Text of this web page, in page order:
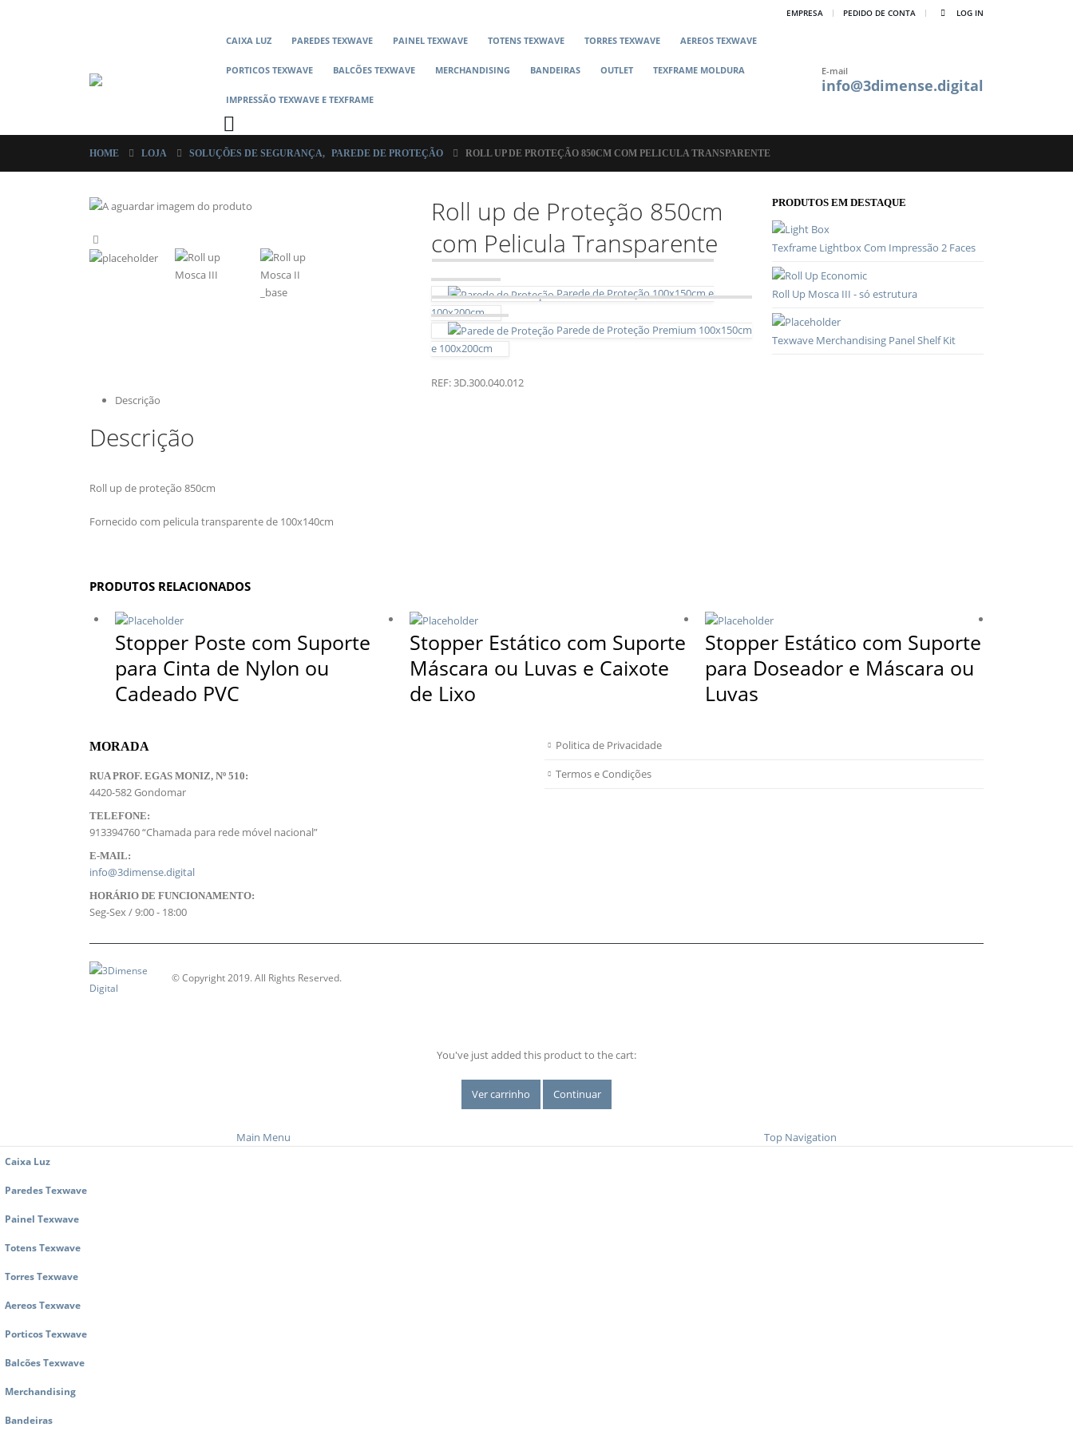
EMPRESA PEDIDO DE CONTA LOG IN
CAIXA LUZ PAREDES TEXWAVE PAINEL TEXWAVE TOTENS TEXWAVE TORRES TEXWAVE AEREOS TEXWAVE
PORTICOS TEXWAVE BALCÕES TEXWAVE MERCHANDISING BANDEIRAS OUTLET TEXFRAME MOLDURA
IMPRESSÃO TEXWAVE E TEXFRAME
E-mail
info@3dimense.digital
HOME LOJA SOLUÇÕES DE SEGURANÇA, PAREDE DE PROTEÇÃO ROLL UP DE PROTEÇÃO 850CM COM PELICULA TRANSPARENTE
Roll up de Proteção 850cm
com Pelicula Transparente
Parede de Proteção 100x150cm e
100x200cm
Parede de Proteção Premium 100x150cm
e 100x200cm
REF:3D.300.040.012
Descrição
Descrição
Roll up de proteção 850cm
Fornecido com pelicula transparente de 100x140cm
PRODUTOS EM DESTAQUE
Texframe Lightbox Com Impressão 2 Faces
Roll Up Mosca III - só estrutura
Texwave Merchandising Panel Shelf Kit
PRODUTOS RELACIONADOS
Stopper Poste com Suporte
para Cinta de Nylon ou
Cadeado PVC
Stopper Estático com Suporte
Máscara ou Luvas e Caixote
de Lixo
Stopper Estático com Suporte
para Doseador e Máscara ou
Luvas
MORADA
RUA PROF. EGAS MONIZ, Nº 510:
4420-582 Gondomar
TELEFONE:
913394760 “Chamada para rede móvel nacional”
E-MAIL:
info@3dimense.digital
HORÁRIO DE FUNCIONAMENTO:
Seg-Sex / 9:00 - 18:00
Politica de Privacidade
Termos e Condições
© Copyright 2019. All Rights Reserved.
You've just added this product to the cart:
Ver carrinho Continuar
Main Menu Top Navigation
Caixa Luz
Paredes Texwave
Painel Texwave
Totens Texwave
Torres Texwave
Aereos Texwave
Porticos Texwave
Balcões Texwave
Merchandising
Bandeiras